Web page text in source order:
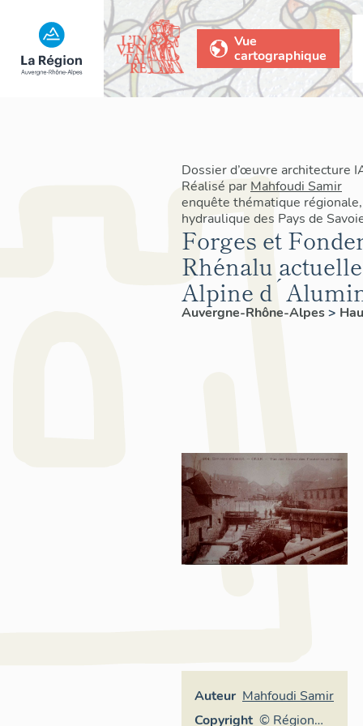
Vue
cartographique
Dossier d’œuvre architecture
Réalisé par Mahfoudi Samir
enquête thématique
hydraulique des Pays de
Forges et
Rhénalu
Alpine
Auvergne-Rhône-Alpes>
Auteur Mahfoudi Samir
Copyright © Région